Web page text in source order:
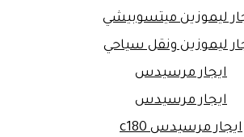
ليموزين ميتسوبيشي
ليموزين ونقل سياحي
ايجار مرسيدس
ايجار مرسيدس
ايجار مرسيدس c180